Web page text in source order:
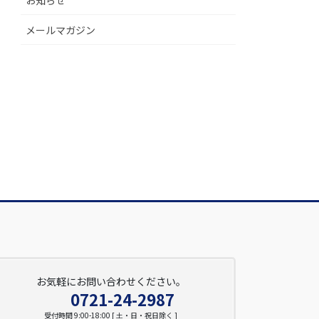
メールマガジン
お気軽にお問い合わせください。
0721-24-2987
受付時間 9:00-18:00 [ 土・日・祝日除く ]